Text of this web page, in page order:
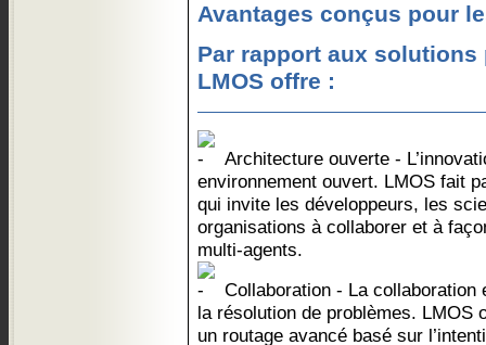
Avantages conçus pour
Par rapport aux
LMOS offre :
Architecture ouverte -
environnement ouvert. LMOS fait
qui invite les développeurs, les
organisations à collaborer et à
multi-agents.
Collaboration - La collaboration
la résolution de problèmes. LMOS
un routage avancé basé sur